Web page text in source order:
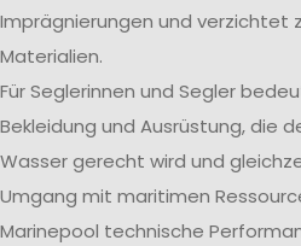
Imprägnierungen und verzichtet
Materialien.
Für Seglerinnen und Segler
Bekleidung und Ausrüstung, die
Wasser gerecht wird und
Umgang mit maritimen
Marinepool technische